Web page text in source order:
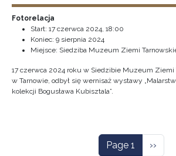
Fotorelacja
Start: 17 czerwca 2024, 18:00
Koniec: 9 sierpnia 2024
Miejsce: Siedziba Muzeum Ziemi
17 czerwca 2024 roku w Siedzibie Muzeum Ziemi
w Tarnowie, odbył się wernisaż wystawy
kolekcji Bogusława Kubisztala”.
Page 1 Next
››